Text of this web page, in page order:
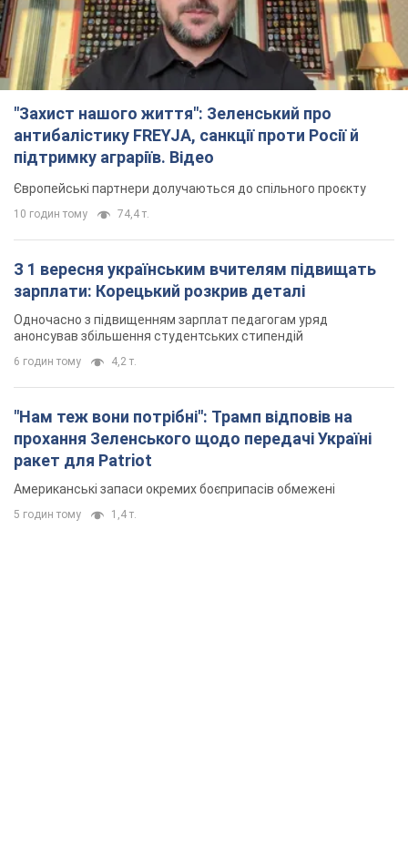
"Захист нашого життя": Зеленський про
антибалістику FREYJA, санкції проти Росії й
підтримку аграріїв. Відео
Європейські партнери долучаються до спільного проєкту
10 годин тому 74,4 т.
З 1 вересня українським вчителям підвищать
зарплати: Корецький розкрив деталі
Одночасно з підвищенням зарплат педагогам уряд
анонсував збільшення студентських стипендій
6 годин тому 4,2 т.
"Нам теж вони потрібні": Трамп відповів на
прохання Зеленського щодо передачі Україні
ракет для Patriot
Американські запаси окремих боєприпасів обмежені
5 годин тому 1,4 т.